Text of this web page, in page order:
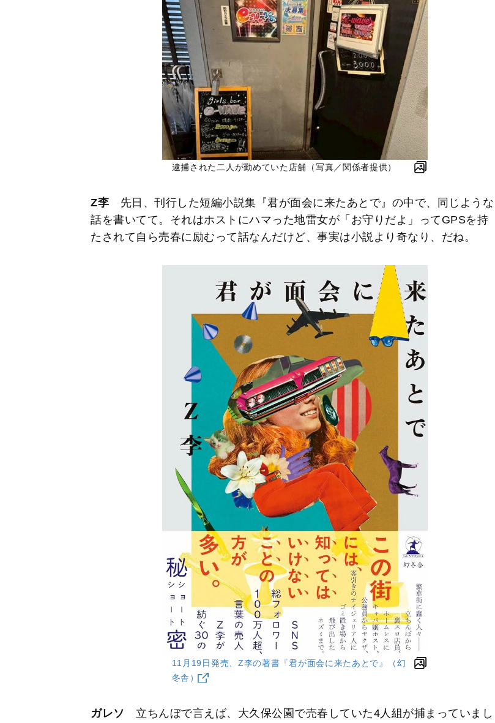
逮捕された二人が勤めていた店舗（写真／関係者提供）
Z李 先日、刊行した短編小説集『君が面会に来たあとで』の中で、同じような
話を書いてて。それはホストにハマった地雷女が「お守りだよ」ってGPSを持
たされて自ら売春に励むって話なんだけど、事実は小説より奇なり、だね。
11月19日発売、Z李の著書『君が面会に来たあとで』（幻
冬舎）
ガレソ 立ちんぼで言えば、大久保公園で売春していた4人組が捕まっていまし